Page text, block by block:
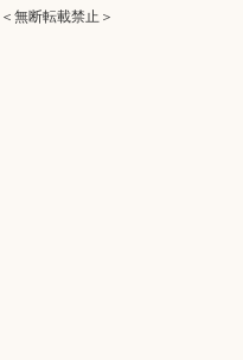
＜無断転載禁止＞